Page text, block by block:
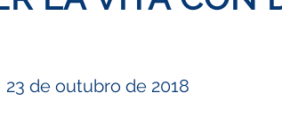
23 de outubro de 2018